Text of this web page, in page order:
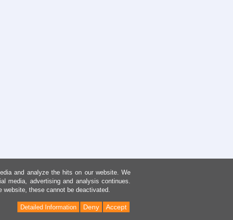
and analyze the hits on our website. We
media, advertising and analysis continues.
website, these cannot be deactivated.
Accept
Deny
Detailed Information